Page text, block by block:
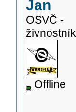
Jan
OSVČ -
živnostník
Offline